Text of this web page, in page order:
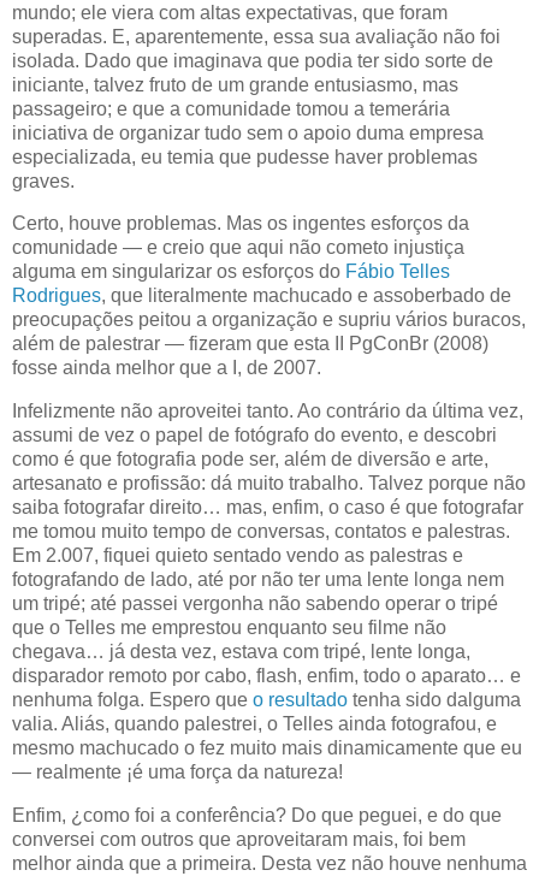
mundo; ele viera com altas expectativas, que foram
superadas. E, aparentemente, essa sua avaliação não foi
isolada. Dado que imaginava que podia ter sido sorte de
iniciante, talvez fruto de um grande entusiasmo, mas
passageiro; e que a comunidade tomou a temerária
iniciativa de organizar tudo sem o apoio duma empresa
especializada, eu temia que pudesse haver problemas
graves.
Certo, houve problemas. Mas os ingentes esforços da
comunidade — e creio que aqui não cometo injustiça
alguma em singularizar os esforços do Fábio Telles
Rodrigues, que literalmente machucado e assoberbado de
preocupações peitou a organização e supriu vários buracos,
além de palestrar — fizeram que esta II PgConBr (2008)
fosse ainda melhor que a I, de 2007.
Infelizmente não aproveitei tanto. Ao contrário da última vez,
assumi de vez o papel de fotógrafo do evento, e descobri
como é que fotografia pode ser, além de diversão e arte,
artesanato e profissão: dá muito trabalho. Talvez porque não
saiba fotografar direito… mas, enfim, o caso é que fotografar
me tomou muito tempo de conversas, contatos e palestras.
Em 2.007, fiquei quieto sentado vendo as palestras e
fotografando de lado, até por não ter uma lente longa nem
um tripé; até passei vergonha não sabendo operar o tripé
que o Telles me emprestou enquanto seu filme não
chegava… já desta vez, estava com tripé, lente longa,
disparador remoto por cabo, flash, enfim, todo o aparato… e
nenhuma folga. Espero que o resultado tenha sido dalguma
valia. Aliás, quando palestrei, o Telles ainda fotografou, e
mesmo machucado o fez muito mais dinamicamente que eu
— realmente ¡é uma força da natureza!
Enfim, ¿como foi a conferência? Do que peguei, e do que
conversei com outros que aproveitaram mais, foi bem
melhor ainda que a primeira. Desta vez não houve nenhuma